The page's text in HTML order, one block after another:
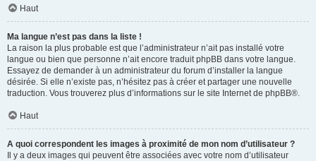
Haut
Ma langue n’est pas dans la liste !
La raison la plus probable est que l’administrateur n’ait pas installé votre
langue ou bien que personne n’ait encore traduit phpBB dans votre langue.
Essayez de demander à un administrateur du forum d’installer la langue
désirée. Si elle n’existe pas, n’hésitez pas à créer et partager une nouvelle
traduction. Vous trouverez plus d’informations sur le site Internet de phpBB®.
Haut
A quoi correspondent les images à proximité de mon nom d’utilisateur ?
Il y a deux images qui peuvent être associées avec votre nom d’utilisateur